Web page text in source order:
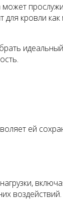
кровли
ей
воздействий.